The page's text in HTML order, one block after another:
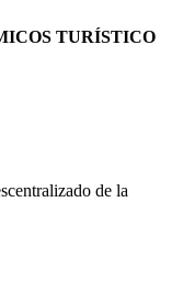
TURÍSTICO
de la